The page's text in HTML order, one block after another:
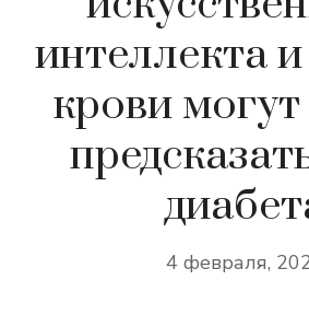
интеллекта
крови
4 февраля,